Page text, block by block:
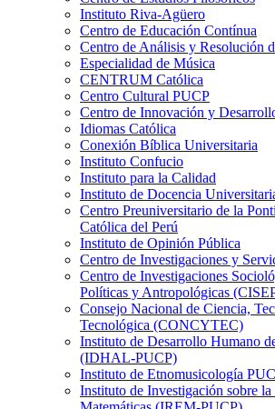
Instituto Riva-Agüero
Centro de Educación Contínua
Centro de Análisis y Resolución
Especialidad de Música
CENTRUM Católica
Centro Cultural PUCP
Centro de Innovación y
Idiomas Católica
Conexión Bíblica Universitaria
Instituto Confucio
Instituto para la Calidad
Instituto de Docencia
Centro Preuniversitario de la
Católica del Perú
Instituto de Opinión Pública
Centro de Investigaciones y
Centro de Investigaciones
Políticas y Antropológicas
Consejo Nacional de Ciencia,
Tecnológica (CONCYTEC)
Instituto de Desarrollo Humano
(IDHAL-PUCP)
Instituto de Etnomusicología
Instituto de Investigación sobre la